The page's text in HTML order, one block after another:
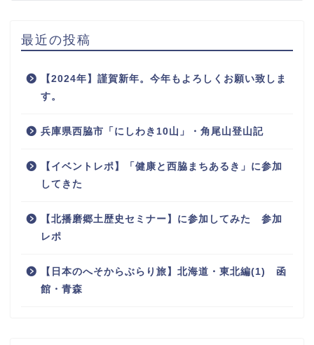
最近の投稿
【2024年】謹賀新年。今年もよろしくお願い致しま
す。
兵庫県西脇市「にしわき10山」・角尾山登山記
【イベントレポ】「健康と西脇まちあるき」に参加
してきた
【北播磨郷土歴史セミナー】に参加してみた 参加
レポ
【日本のへそからぶらり旅】北海道・東北編(1) 函
館・青森